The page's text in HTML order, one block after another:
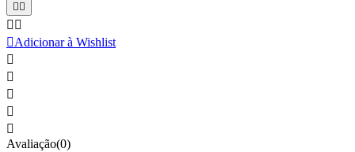
 
 
Adicionar à Wishlist





Avaliação(0)